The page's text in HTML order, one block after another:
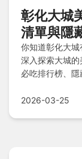
彰化大城
清單與隱
你知道彰化大
深入探索大城
必吃排行榜、
困難。
2026-03-25